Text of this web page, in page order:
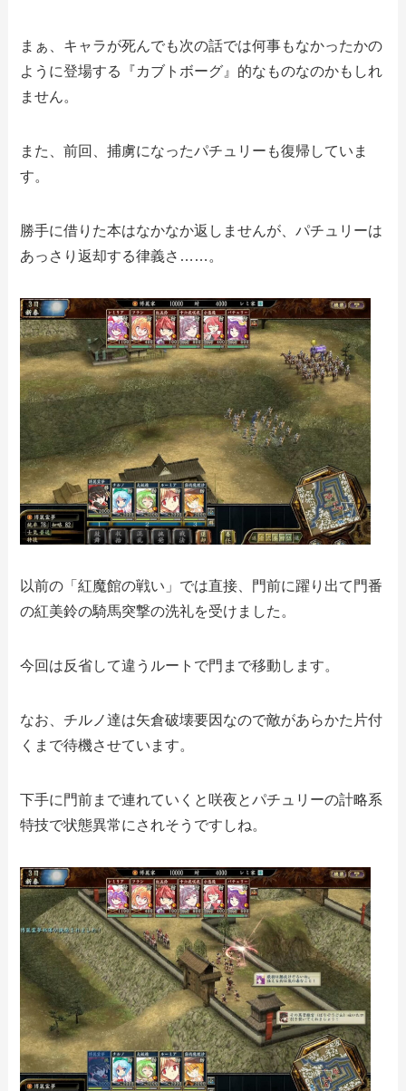
まぁ、キャラが死んでも次の話では何事もなかったかの
ように登場する『カブトボーグ』的なものなのかもしれ
ません。
また、前回、捕虜になったパチュリーも復帰していま
す。
勝手に借りた本はなかなか返しませんが、パチュリーは
あっさり返却する律義さ……。
以前の「紅魔館の戦い」では直接、門前に躍り出て門番
の紅美鈴の騎馬突撃の洗礼を受けました。
今回は反省して違うルートで門まで移動します。
なお、チルノ達は矢倉破壊要因なので敵があらかた片付
くまで待機させています。
下手に門前まで連れていくと咲夜とパチュリーの計略系
特技で状態異常にされそうですしね。